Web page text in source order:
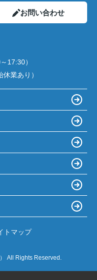
お問い合わせ
17:30）
業あり）
トマップ
All Rights Reserved.